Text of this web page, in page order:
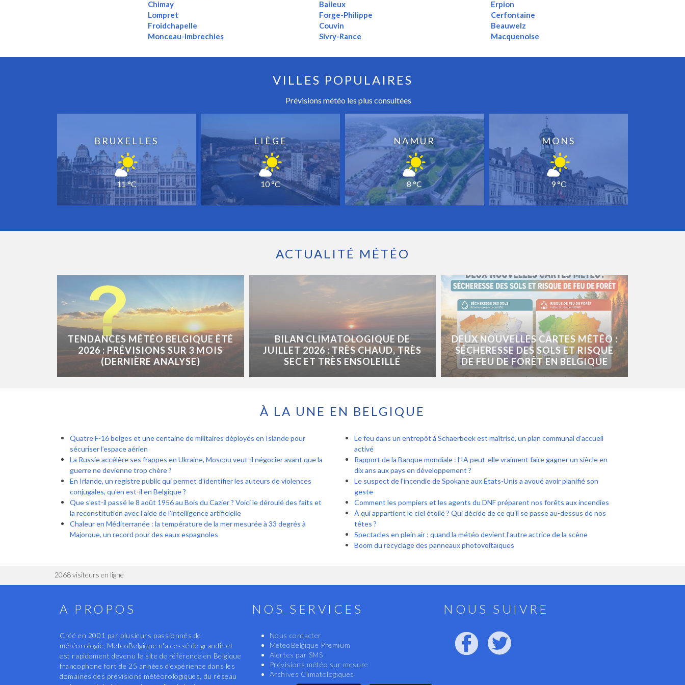
Chimay
Lompret
Froidchapelle
Monceau-Imbrechies
Baileux
Forge-Philippe
Couvin
Sivry-Rance
Erpion
Cerfontaine
Beauwelz
Macquenoise
VILLES POPULAIRES
Prévisions météo les plus consultées
BRUXELLES
11 °C
LIÈGE
10 °C
NAMUR
8 °C
MONS
9 °C
ACTUALITÉ MÉTÉO
TENDANCES MÉTÉO BELGIQUE ÉTÉ
2026 : PRÉVISIONS SUR 3 MOIS
(DERNIÈRE ANALYSE)
BILAN CLIMATOLOGIQUE DE
JUILLET 2026 : TRÈS CHAUD, TRÈS
SEC ET TRÈS ENSOLEILLÉ
DEUX NOUVELLES CARTES MÉTÉO :
SÉCHERESSE DES SOLS ET RISQUE
DE FEU DE FORÊT EN BELGIQUE
À LA UNE EN BELGIQUE
Quatre F-16 belges et une centaine de militaires déployés en Islande pour
sécuriser l’espace aérien
La Russie accélère ses frappes en Ukraine, Moscou veut-il négocier avant que la
guerre ne devienne trop chère ?
En Irlande, un registre public qui permet d’identifier les auteurs de violences
conjugales, qu’en est-il en Belgique ?
Que s’est-il passé le 8 août 1956 au Bois du Cazier ? Voici le déroulé des faits et
la reconstitution avec l’aide de l’intelligence artificielle
Chaleur en Méditerranée : la température de la mer mesurée à 33 degrés à
Majorque, un record pour des eaux espagnoles
Le feu dans un entrepôt à Schaerbeek est maîtrisé, un plan communal d'accueil
activé
Rapport de la Banque mondiale : l’IA peut-elle vraiment faire gagner un siècle en
dix ans aux pays en développement ?
Le suspect de l'incendie de Spokane aux États-Unis a avoué avoir planifié son
geste
Comment les pompiers et les agents du DNF préparent nos forêts aux incendies
À qui appartient le ciel étoilé ? Qui décide de ce qu'il se passe au-dessus de nos
têtes ?
Spectacles en plein air : quand la météo devient l’autre actrice de la scène
Boom du recyclage des panneaux photovoltaïques
2068 visiteurs en ligne
A PROPOS
Créé en 2001 par plusieurs passionnés de
météorologie, MeteoBelgique n'a cessé de grandir et
est rapidement devenu le site de référence en Belgique
francophone fort de 25 années d'expérience dans les
domaines des prévisions météorologiques, du réseau
NOS SERVICES
Nous contacter
MeteoBelgique Premium
Alertes par SMS
Prévisions météo sur mesure
Archives Climatologiques
NOUS SUIVRE